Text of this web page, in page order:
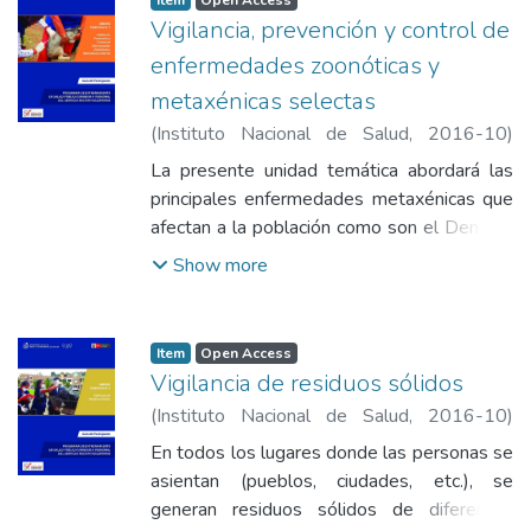
alumno.
Vigilancia, prevención y control de
enfermedades zoonóticas y
metaxénicas selectas
(Instituto Nacional de Salud, 2016-10)
Minchan Calderón, Alicia;Vásquez León,
Blanca Gladys;Vásquez Arangoitia, Claudia
Liliana; Moreno Gutiérrez, Diamantina Lorgia
Arteaga, Norka Hilda
La presente unidad temática abordará las
principales enfermedades metaxénicas que
afectan a la población como son el Dengue,
Chikungunya, Malaria y Leishmaniasis; se
Show more
Item Open Access
Vigilancia de residuos sólidos
(Instituto Nacional de Salud, 2016-10)
Minchan Calderón, Alicia;Vásquez León,
Blanca Gladys;Vásquez Arangoitia, Claudia
Liliana;Moreno Gutiérrez, Diamantina Lorgia
En todos los lugares donde las personas se
asientan (pueblos, ciudades, etc.), se
generan residuos sólidos de diferentes